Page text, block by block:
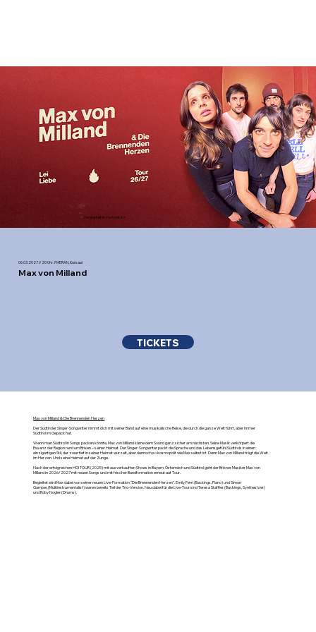
Veranstalter: rocknet.bz
06.03.2027 // 20 Uhr // MERAN, Kursaal
Max von Milland
TICKETS
Max von Milland & Die Brennenden Herzen
Der Südtiroler Singer-Songwriter nimmt dich mit seiner Band auf eine musikalische Reise, die durch die ganze Welt führt, aber immer
Südtirol im Gepäck hat.
Wenn man Südtirol in Songs packen könnte, Max von Milland käme dem Sound ganz sicher am nächsten. Seine Musik verkörpert die
Essenz der Region rund um Brixen – seiner Heimat. Der Singer-Songwriter packt die Sprache und das Lebensgefühl Südtirols in einen
einzigartigen Stil, der zwar tief in seiner Heimat wurzelt, aber dennoch so kosmopolit wie Max selbst ist. Denn Max von Milland trägt die Welt
im Herzen. Und seine Heimat auf der Zunge.
Nach der erfolgreichen HOI TOUR (2025) mit ausverkauften Shows in Bayern, Österreich und Südtirol geht der Brixner Musiker Max von
Milland in 2026/2027 mit neuen Songs und mit frischer Bandformation erneut auf Tour.
Begleitet wird Max dabei von seiner neuen Live-Formation "Die Brennenden Herzen". Emily Ferri (Backings, Piano) und Simon
Gamper (Multiinstrumentalist) waren bereits Teil der Trio-Version. Neu dabei für die Live-Tour sind Teresa Staffler (Backings, Synthesizer)
und Roby Nogler (Drums).